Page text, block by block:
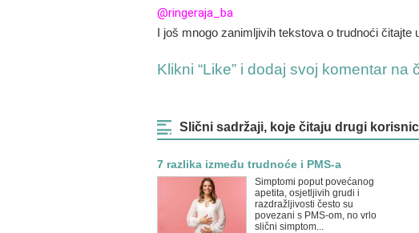
@ringeraja_ba
I još mnogo zanimljivih tekstova o trudnoći čitajte
Klikni “Like” i dodaj svoj komentar na
Slični sadržaji, koje čitaju drugi
7 razlika između trudnoće i PMS-a
Simptomi poput povećanog
apetita, osjetljivih grudi i
razdražljivosti često su
povezani s PMS-om, no vrlo
slični simptom...